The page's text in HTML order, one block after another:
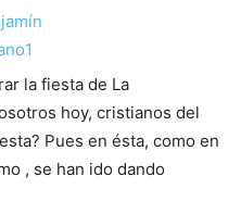
la fiesta de La
hoy, cristianos del
Pues en ésta, como en
, se han ido dando